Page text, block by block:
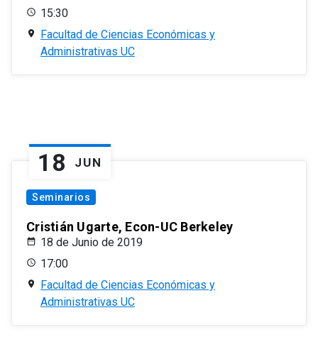
15:30
Facultad de Ciencias Económicas y
Administrativas UC
18 JUN
Seminarios
Cristián Ugarte, Econ-UC Berkeley
18 de Junio de 2019
17:00
Facultad de Ciencias Económicas y
Administrativas UC